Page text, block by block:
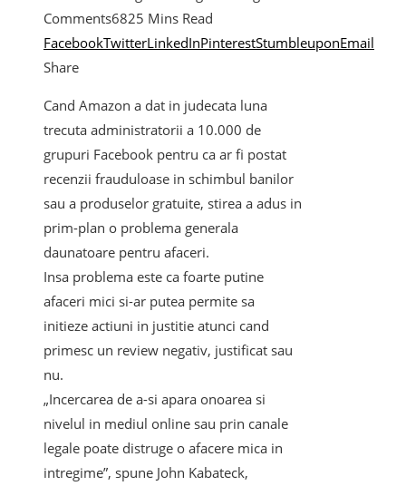
Comments6825 Mins Read
FacebookTwitterLinkedInPinterestStumbleuponEmail
Share
Cand Amazon a dat in judecata luna
trecuta administratorii a 10.000 de
grupuri Facebook pentru ca ar fi postat
recenzii frauduloase in schimbul banilor
sau a produselor gratuite, stirea a adus in
prim-plan o problema generala
daunatoare pentru afaceri.
Insa problema este ca foarte putine
afaceri mici si-ar putea permite sa
initieze actiuni in justitie atunci cand
primesc un review negativ, justificat sau
nu.
„Incercarea de a-si apara onoarea si
nivelul in mediul online sau prin canale
legale poate distruge o afacere mica in
intregime”, spune John Kabateck,